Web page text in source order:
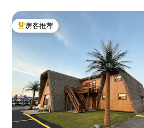
热门「房客推荐」
房客推荐